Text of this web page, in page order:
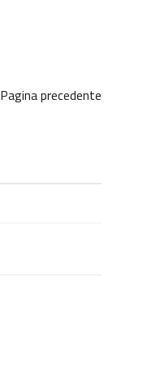
Pagina precedente